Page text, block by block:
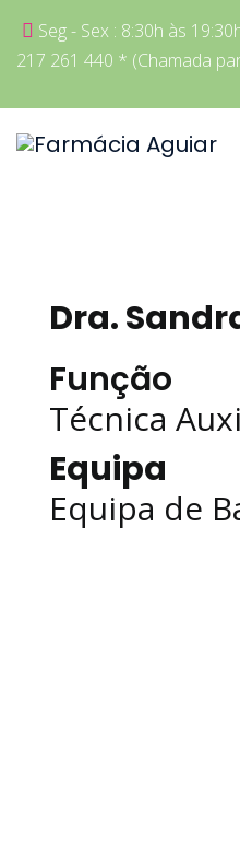
Seg - Sex : 8:30h às
217 261 440 * (Chamada
Dra.
Função
Técnica
Equipa
Equipa de